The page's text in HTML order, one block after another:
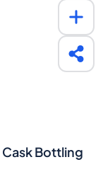
Cask Bottling